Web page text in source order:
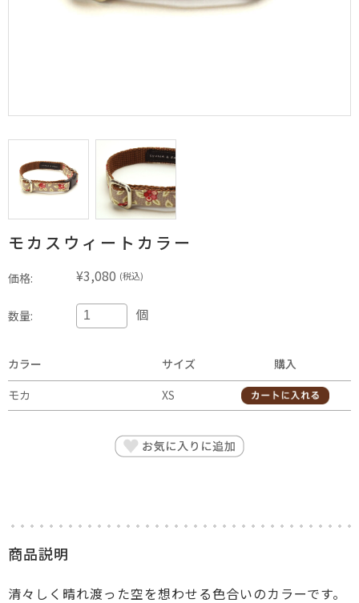
モカスウィートカラー
価格: ¥3,080 (税込)
数量: 個
カラー サイズ
購入
モカ
XS
商品説明
清々しく晴れ渡った空を想わせる色合いのカラーです。